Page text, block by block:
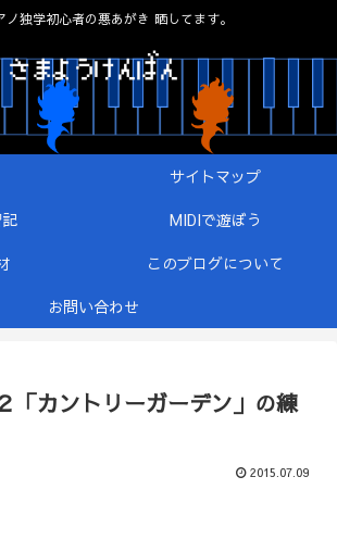
ノ独学初心者の悪あがき 晒してます。
サイトマップ
MIDIで遊ぼう
このブログについて
お問い合わせ
「カントリーガーデン」の練
2015.07.09